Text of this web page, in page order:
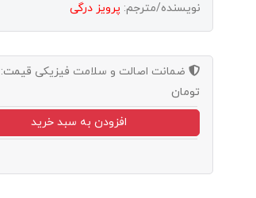
نویسنده/مترجم: پرویز درگی
ضمانت اصالت و سلامت فیزیکی قیمت:
تومان
افزودن به سبد خرید